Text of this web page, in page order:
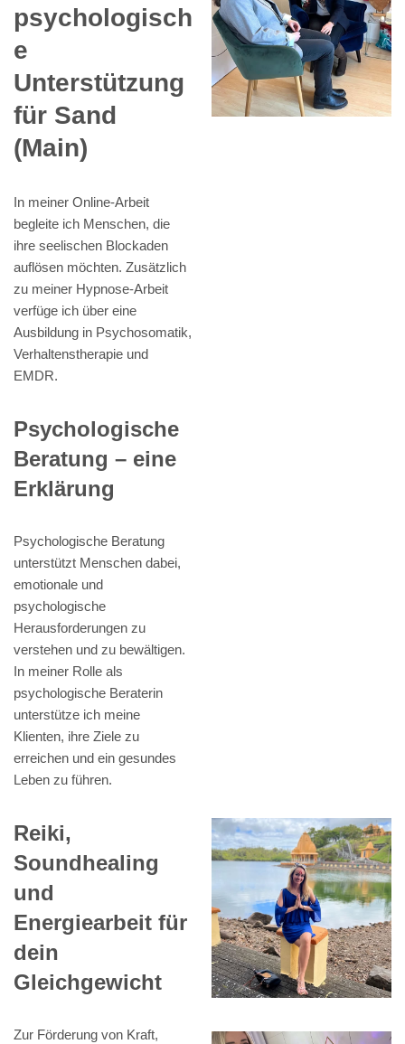
psychologisch
e
Unterstützung
für Sand
(Main)
In meiner Online-Arbeit
begleite ich Menschen, die
ihre seelischen Blockaden
auflösen möchten. Zusätzlich
zu meiner Hypnose-Arbeit
verfüge ich über eine
Ausbildung in Psychosomatik,
Verhaltenstherapie und
EMDR.
Psychologische
Beratung – eine
Erklärung
Psychologische Beratung
unterstützt Menschen dabei,
emotionale und
psychologische
Herausforderungen zu
verstehen und zu bewältigen.
In meiner Rolle als
psychologische Beraterin
unterstütze ich meine
Klienten, ihre Ziele zu
erreichen und ein gesundes
Leben zu führen.
Reiki,
Soundhealing
und
Energiearbeit für
dein
Gleichgewicht
Zur Förderung von Kraft,